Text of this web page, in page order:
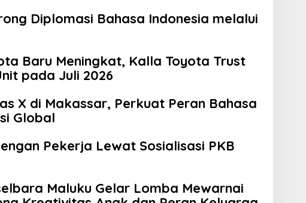
Diplomasi Bahasa Indonesia melalui
Baru Meningkat, Kalla Toyota Trust
pada Juli 2026
X di Makassar, Perkuat Peran Bahasa
Global
Pekerja Lewat Sosialisasi PKB
Maluku Gelar Lomba Mewarnai